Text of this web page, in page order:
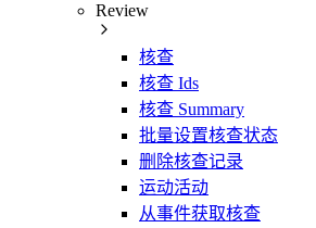
Review
核查
核查 Ids
核查 Summary
批量设置核查状态
删除核查记录
运动活动
从事件获取核查